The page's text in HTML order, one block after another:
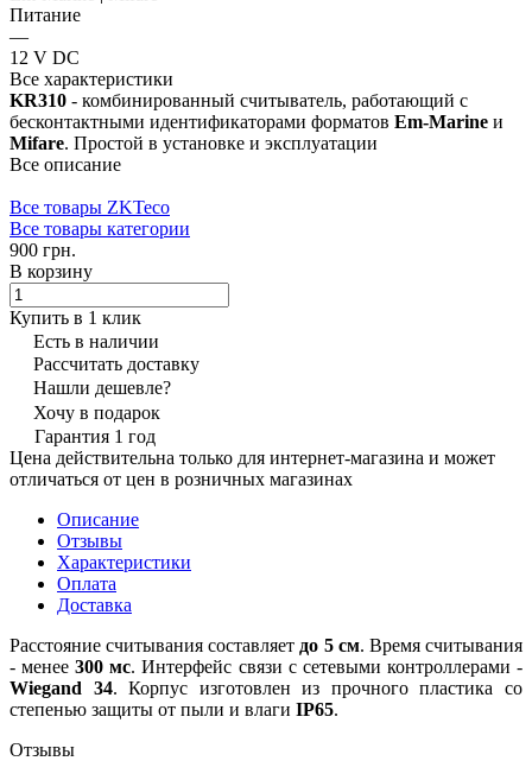
Питание
—
12 V DC
Все характеристики
KR310 - комбинированный считыватель, работающий с
бесконтактными идентификаторами форматов Em-Marine и
Mifare. Простой в установке и эксплуатации
Все описание
Все товары ZKTeco
Все товары категории
900 грн.
В корзину
Купить в 1 клик
Есть в наличии
Рассчитать доставку
Нашли дешевле?
Хочу в подарок
Гарантия 1 год
Цена действительна только для интернет-магазина и может
отличаться от цен в розничных магазинах
Описание
Отзывы
Характеристики
Оплата
Доставка
Расстояние считывания составляет до 5 см. Время считывания
- менее300 мс. Интерфейс связи с сетевыми контроллерами -
Wiegand 34. Корпус изготовлен из прочного пластика со
степенью защиты от пыли и влаги IP65.
Отзывы